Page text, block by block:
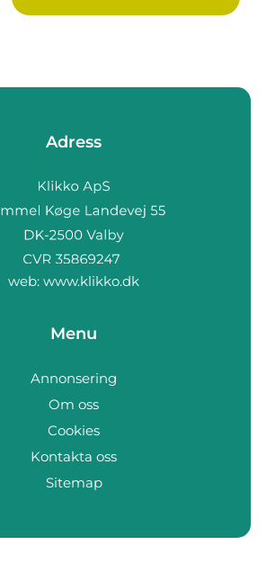
Adress
web: www.klikko.dk
Menu
Annonsering
Om oss
Cookies
Kontakta oss
Sitemap